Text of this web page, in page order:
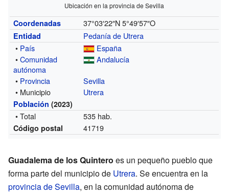
Ubicación en la provincia de Sevilla
Coordenadas 37°03′22″N 5°49′57″O
Entidad
Pedanía de Utrera
• País
España
•Comunidad
autónoma
Andalucía
• Provincia
Sevilla
• Municipio
Utrera
Población (2023)
• Total 535 hab.
Código postal 41719
Guadalema de los Quintero es un pequeño pueblo que
forma parte del municipio de Utrera. Se encuentra en la
provincia de Sevilla, en la comunidad autónoma de